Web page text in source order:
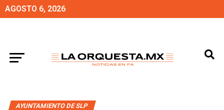
AGOSTO 6, 2026
AYUNTAMIENTO DE SLP